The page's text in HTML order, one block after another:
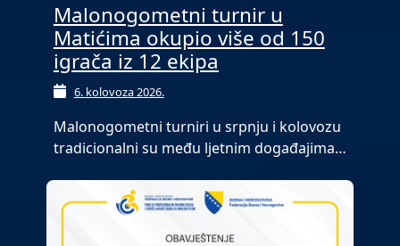
Malonogometni turnir u
Matićima okupio više od 150
igrača iz 12 ekipa
6. kolovoza 2026.
Malonogometni turniri u srpnju i kolovozu
tradicionalni su među ljetnim događajima…